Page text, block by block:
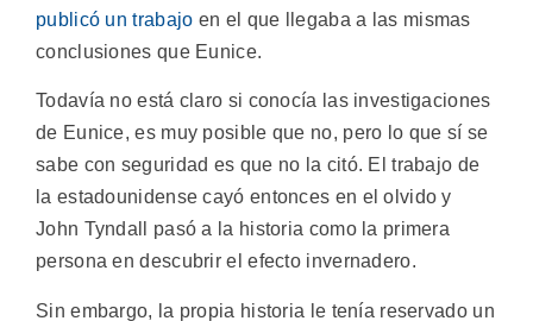
publicó un trabajo en el que llegaba a las mismas
conclusiones que Eunice.
Todavía no está claro si conocía las investigaciones
de Eunice, es muy posible que no, pero lo que sí se
sabe con seguridad es que no la citó. El trabajo de
la estadounidense cayó entonces en el olvido y
John Tyndall pasó a la historia como la primera
persona en descubrir el efecto invernadero.
Sin embargo, la propia historia le tenía reservado un